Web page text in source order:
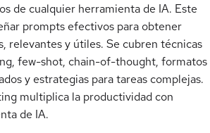
de cualquier herramienta de IA. Este
prompts efectivos para obtener
relevantes y útiles. Se cubren técnicas
few-shot, chain-of-thought, formatos
y estrategias para tareas complejas.
multiplica la productividad con
de IA.